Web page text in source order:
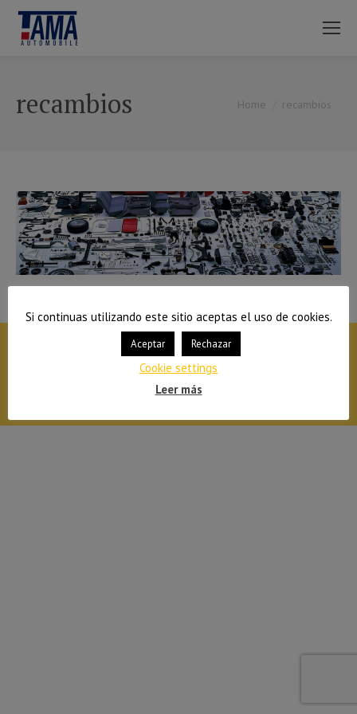
recambios You are here:
Home recambios
Tama Automobile 2026
Si continuas utilizando este sitio aceptas el uso de cookies.
Aceptar Rechazar
Cookie settings
Leer más